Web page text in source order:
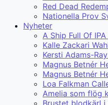
Red Dead
Nationella Prov
Nyheter
A Ship Full Of
Kalle Zackari
Kersti Adams-
Magnus Betnér
Magnus Betnér
Loa Falkman
Amelia som flög
Brustet blodkärl